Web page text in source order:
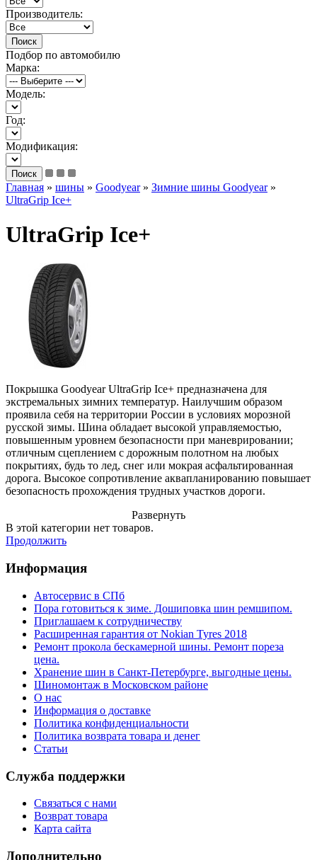
Производитель:
Подбор по автомобилю
Марка:
Модель:
Год:
Модификация:
Главная » шины » Goodyear» Зимние шины Goodyear»
UltraGrip Ice+
UltraGrip Ice+
Покрышка Goodyear UltraGrip Ice+ предназначена для
экстремальных зимних температур. Наилучшим образом
проявила себя на территории России в условиях морозной
русской зимы. Шина обладает высокой управляемостью,
повышенным уровнем безопасности при маневрировании;
отличным сцеплением с дорожным полотном на любых
покрытиях, будь то лед, снег или мокрая асфальтированная
дорога. Высокое сопротивление аквапланированию повышает
безопасность прохождения трудных участков дороги.
Развернуть
В этой категории нет товаров.
Продолжить
Информация
Автосервис в СПб
Пора готовиться к зиме. Дошиповка шин ремшипом.
Приглашаем к сотрудничеству
Расширенная гарантия от Nokian Tyres 2018
Ремонт прокола бескамерной шины. Ремонт пореза
цена.
Хранение шин в Санкт-Петербурге, выгодные цены.
Шиномонтаж в Московском районе
О нас
Информация о доставке
Политика конфиденциальности
Политика возврата товара и денег
Статьи
Служба поддержки
Связаться с нами
Возврат товара
Карта сайта
Дополнительно